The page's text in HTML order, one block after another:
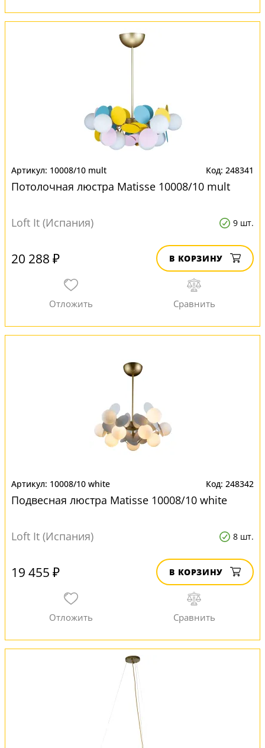
10008/10 mult 248341
Потолочная люстра Matisse 10008/10 mult
Loft It (Испания) 9 шт.
20 288 ₽ В КОРЗИНУ
10008/10 white 248342
Подвесная люстра Matisse 10008/10 white
Loft It (Испания) 8 шт.
19 455 ₽ В КОРЗИНУ